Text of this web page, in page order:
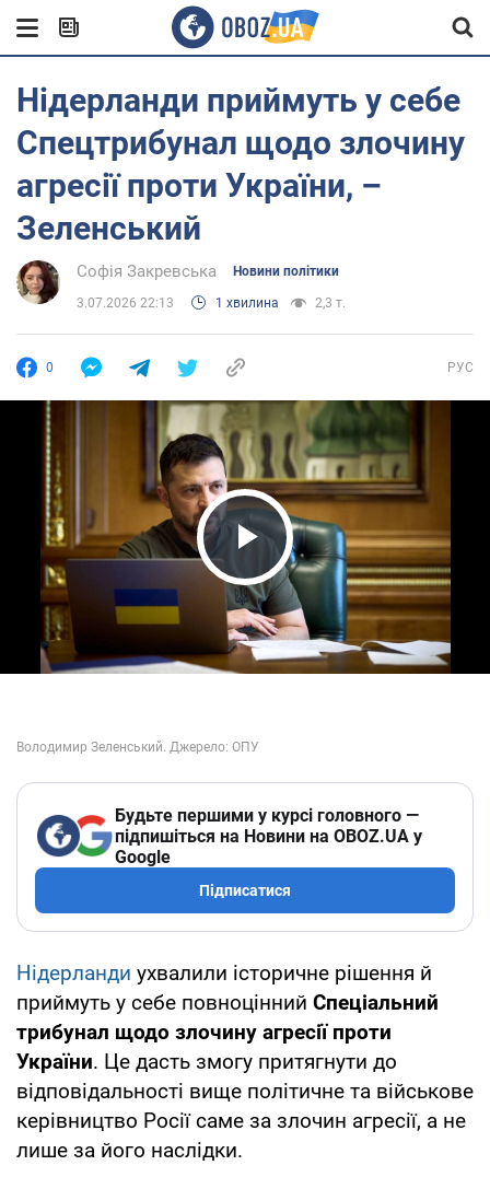
Нідерланди приймуть у себе
Спецтрибунал щодо злочину
агресії проти України, –
Зеленський
Софія Закревська Новини політики
3.07.2026 22:13 1 хвилина 2,3 т.
0 РУС
Play Video
Будьте першими у курсі головного —
підпишіться на Новини на OBOZ.UA у
Google
Підписатися
Нідерланди ухвалили історичне рішення й
приймуть у себе повноцінний Спеціальний
трибунал щодо злочину агресії проти
України. Це дасть змогу притягнути до
відповідальності вище політичне та військове
керівництво Росії саме за злочин агресії, а не
лише за його наслідки.